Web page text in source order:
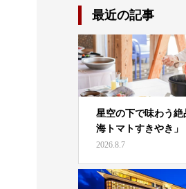
最近の記事
星空の下で味わう
海トマトすきやき
2026.8.7